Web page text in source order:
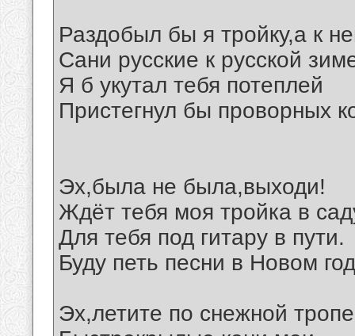
Раздобыл бы я тройку,а к
Сани русские к русской
Я б укутал тебя потеплей
Пристегнул бы проворных
Эх,была не была,выходи!
Ждёт тебя моя тройка в
Для тебя под гитару в пути.
Буду петь песни в Новом
Эх,летите по снежной тропе